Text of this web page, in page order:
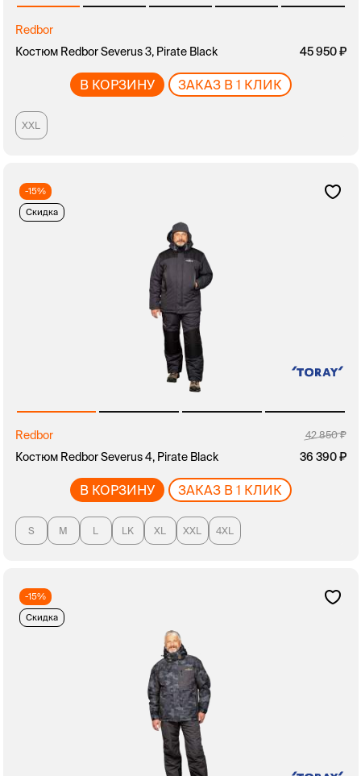
Redbor
Костюм Redbor Severus 3, Pirate Black
45 950
В КОРЗИНУ ЗАКАЗ В 1 КЛИК
XXL
-15%
Скидка
Redbor 42 850
Костюм Redbor Severus 4, Pirate Black 36 390
В КОРЗИНУ ЗАКАЗ В 1 КЛИК
S M L LK XL XXL 4XL
-15%
Скидка